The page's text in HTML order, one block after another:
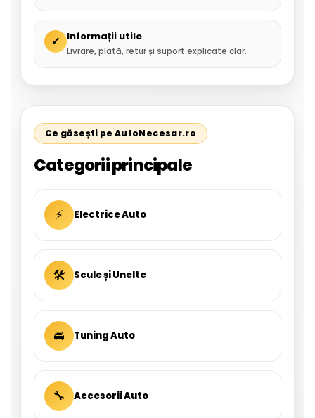
✓ Informații utile
Livrare, plată, retur și suport explicate clar.
Ce găsești pe AutoNecesar.ro
Categorii principale
⚡ Electrice Auto
🛠 Scule și Unelte
🚘 Tuning Auto
🔧 Accesorii Auto